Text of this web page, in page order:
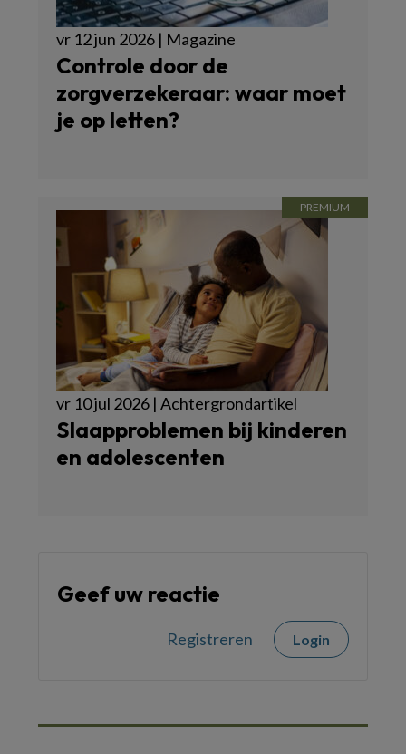
vr 12 jun 2026 | Magazine
Controle door de
zorgverzekeraar: waar moet
je op letten?
vr 10 jul 2026 | Achtergrondartikel
Slaapproblemen bij kinderen
en adolescenten
Geef uw reactie
Registreren Login